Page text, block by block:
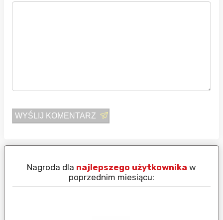
WYŚLIJ KOMENTARZ
Nagroda dla najlepszego użytkownika w
poprzednim miesiącu: